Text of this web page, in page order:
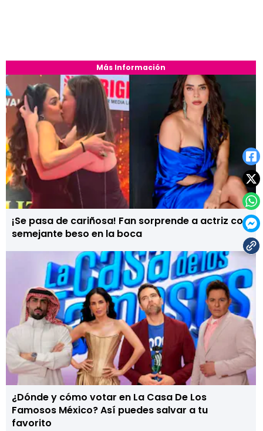
Más Información
¡Se pasa de cariñosa! Fan sorprende a actriz con
semejante beso en la boca
¿Dónde y cómo votar en La Casa De Los
Famosos México? Así puedes salvar a tu
favorito